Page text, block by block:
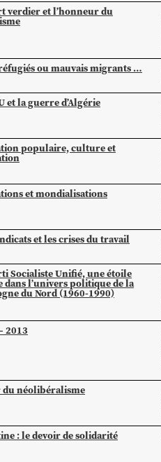
verdier et l’honneur du
ou mauvais migrants …
et la guerre d’Algérie
populaire, culture et
et mondialisations
et les crises du travail
Socialiste Unifié, une étoile
dans l’univers politique de la
du Nord (1960-1990)
2013
néolibéralisme
: le devoir de solidarité